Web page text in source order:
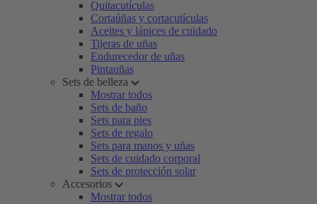
Quitacutículas
Cortaúñas y cortacutículas
Aceites y lápices de cuidado
Tijeras de uñas
Endurecedor de uñas
Pintauñas
Sets de belleza
Mostrar todos
Sets de baño
Sets para pies
Sets de regalo
Sets para manos y uñas
Sets de cuidado corporal
Sets de protección solar
Accesorios
Mostrar todos